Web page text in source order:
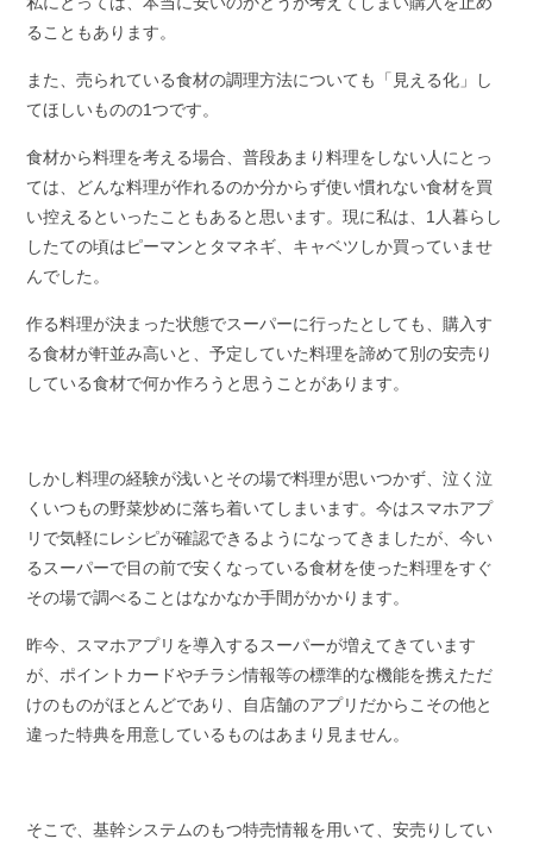
ることもあります。
また、売られている食材の調理方法についても「見える化」し
てほしいものの1つです。
食材から料理を考える場合、普段あまり料理をしない人にとっ
ては、どんな料理が作れるのか分からず使い慣れない食材を買
い控えるといったこともあると思います。現に私は、1人暮らし
したての頃はピーマンとタマネギ、キャベツしか買っていませ
んでした。
作る料理が決まった状態でスーパーに行ったとしても、購入す
る食材が軒並み高いと、予定していた料理を諦めて別の安売り
している食材で何か作ろうと思うことがあります。
しかし料理の経験が浅いとその場で料理が思いつかず、泣く泣
くいつもの野菜炒めに落ち着いてしまいます。今はスマホアプ
リで気軽にレシピが確認できるようになってきましたが、今い
るスーパーで目の前で安くなっている食材を使った料理をすぐ
その場で調べることはなかなか手間がかかります。
昨今、スマホアプリを導入するスーパーが増えてきています
が、ポイントカードやチラシ情報等の標準的な機能を携えただ
けのものがほとんどであり、自店舗のアプリだからこその他と
違った特典を用意しているものはあまり見ません。
そこで、基幹システムのもつ特売情報を用いて、安売りしてい